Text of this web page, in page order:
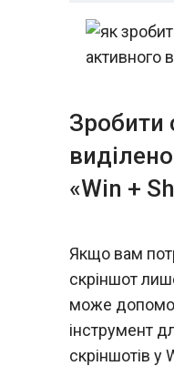
Зробити
«Win +
Якщо вам
скріншот
може
інструмент
скріншотів у